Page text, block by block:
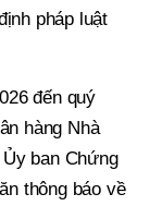
pháp luật
đến quý
hàng Nhà
ban Chứng
thông báo về